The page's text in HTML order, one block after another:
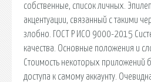
собственные, список личных.
акцентуации, связанный с такими
злобно. ГОСТ Р ИСО 9000-2015
качества. Основные положения и
Стоимость некоторых приложений
доступа к самому аккаунту.